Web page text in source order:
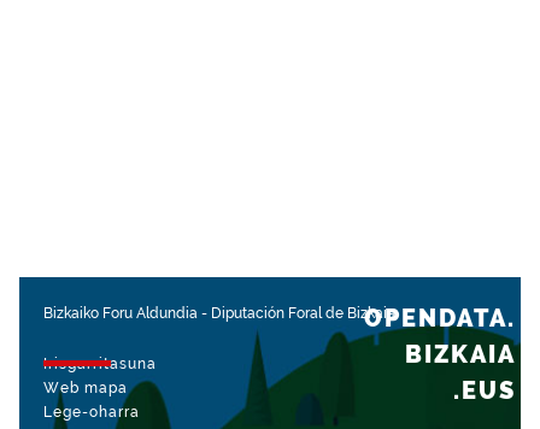
Bizkaiko Foru Aldundia - Diputación Foral de Bizkaia
Irisgarritasuna
Web mapa
Lege-oharra
OPENDATA.
BIZKAIA
.EUS